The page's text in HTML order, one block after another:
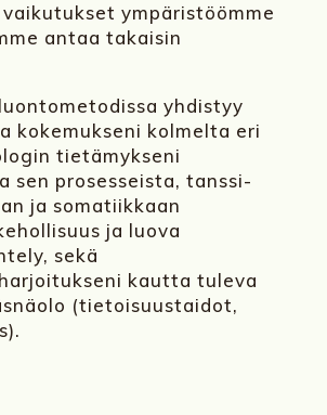
ympäristöömme
antaa takaisin
yhdistyy
kokemukseni kolmelta eri
tietämykseni
sen prosesseista, tanssi-
ja somatiikkaan
ja luova
sekä
kautta tuleva
(tietoisuustaidot,